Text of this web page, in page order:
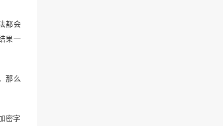
都会
果一
那么
密字